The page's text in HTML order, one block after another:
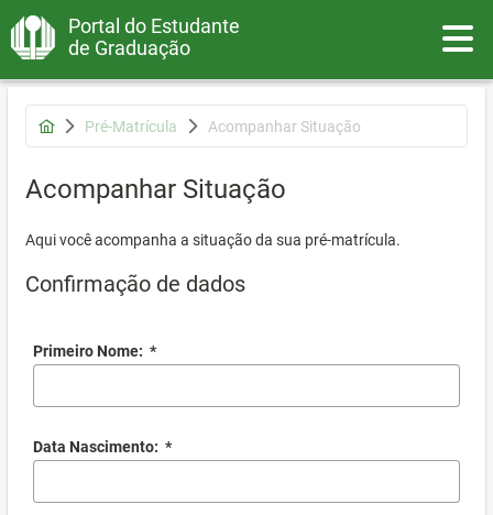
Portal do Estudante
de Graduação
Pré-Matrícula Acompanhar Situação
Acompanhar Situação
Aqui você acompanha a situação da sua pré-matrícula.
Confirmação de dados
Primeiro Nome: *
Data Nascimento: *